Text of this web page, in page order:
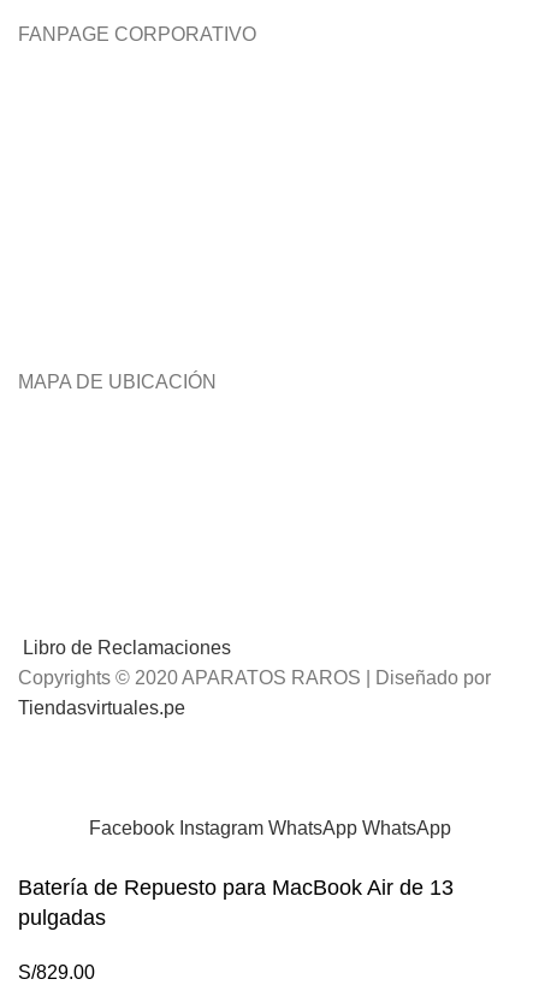
FANPAGE CORPORATIVO
MAPA DE UBICACIÓN
Libro de Reclamaciones
Copyrights © 2020 APARATOS RAROS | Diseñado por
Tiendasvirtuales.pe
Facebook Instagram WhatsApp WhatsApp
Batería de Repuesto para MacBook Air de 13
pulgadas
S/829.00